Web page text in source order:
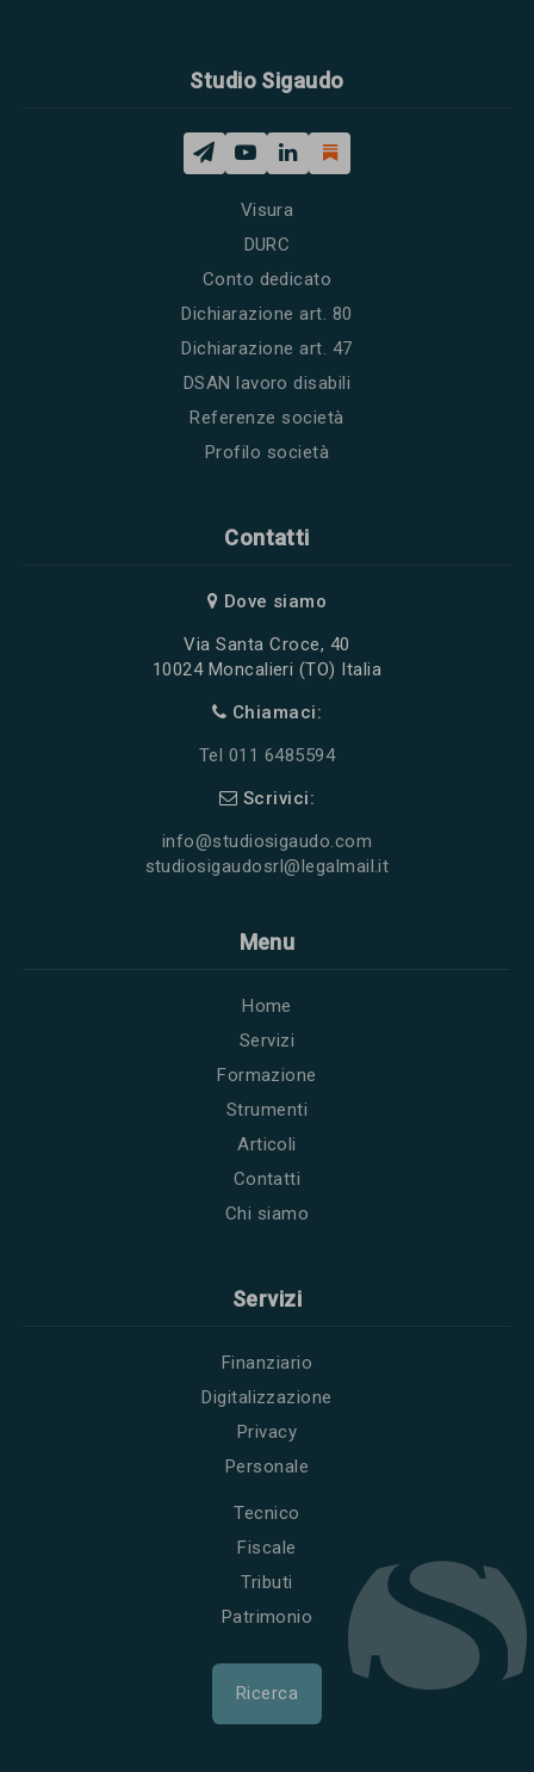
Studio Sigaudo
Visura
DURC
Conto dedicato
Dichiarazione art. 80
Dichiarazione art. 47
DSAN lavoro disabili
Referenze società
Profilo società
Contatti
Dove siamo
Via Santa Croce, 40
10024 Moncalieri (TO) Italia
Chiamaci:
Tel 011 6485594
Scrivici:
info@studiosigaudo.com
studiosigaudosrl@legalmail.it
Menu
Home
Servizi
Formazione
Strumenti
Articoli
Contatti
Chi siamo
Servizi
Finanziario
Digitalizzazione
Privacy
Personale
Tecnico
Fiscale
Tributi
Patrimonio
Ricerca